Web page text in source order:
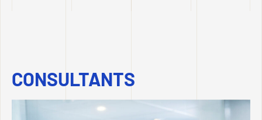
CONSULTANTS